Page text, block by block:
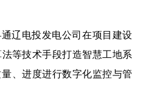
通辽电投发电公司在项目建设
等技术手段打造智慧工地系
、进度进行数字化监控与管